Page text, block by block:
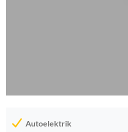
Autoelektrik